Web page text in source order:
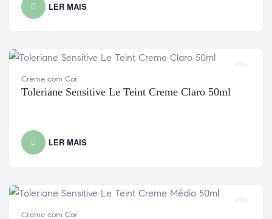
LER MAIS
Creme com Cor
Toleriane Sensitive Le Teint Creme Claro 50ml
LER MAIS
Creme com Cor